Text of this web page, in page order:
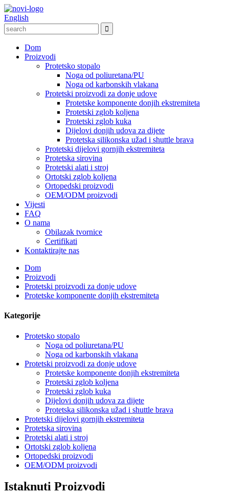
English
Dom
Proizvodi
Protetsko stopalo
Noga od poliuretana/PU
Noga od karbonskih vlakana
Protetski proizvodi za donje udove
Protetske komponente donjih ekstremiteta
Protetski zglob koljena
Protetski zglob kuka
Dijelovi donjih udova za dijete
Protetska silikonska užad i shuttle brava
Protetski dijelovi gornjih ekstremiteta
Protetska sirovina
Protetski alati i stroj
Ortotski zglob koljena
Ortopedski proizvodi
OEM/ODM proizvodi
Vijesti
FAQ
O nama
Obilazak tvornice
Certifikati
Kontaktirajte nas
Dom
Proizvodi
Protetski proizvodi za donje udove
Protetske komponente donjih ekstremiteta
Kategorije
Protetsko stopalo
Noga od poliuretana/PU
Noga od karbonskih vlakana
Protetski proizvodi za donje udove
Protetske komponente donjih ekstremiteta
Protetski zglob koljena
Protetski zglob kuka
Dijelovi donjih udova za dijete
Protetska silikonska užad i shuttle brava
Protetski dijelovi gornjih ekstremiteta
Protetska sirovina
Protetski alati i stroj
Ortotski zglob koljena
Ortopedski proizvodi
OEM/ODM proizvodi
Istaknuti Proizvodi